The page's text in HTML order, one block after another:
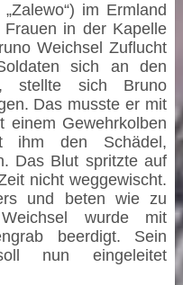
im Ermland
in der Kapelle
Weichsel Zuflucht
sich an den
stellte sich Bruno
Das musste er mit
einem Gewehrkolben
ihm den Schädel,
Das Blut spritzte auf
nicht weggewischt.
und beten wie zu
wurde mit
beerdigt. Sein
soll nun eingeleitet